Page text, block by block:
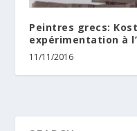
Peintres grecs:
expérimentation à
11/11/2016